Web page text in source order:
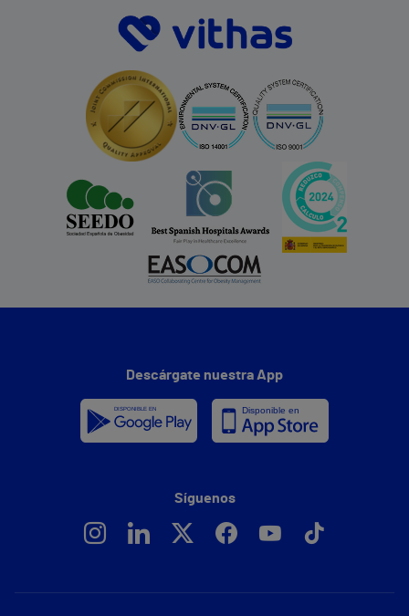
Descárgate nuestra App
Síguenos